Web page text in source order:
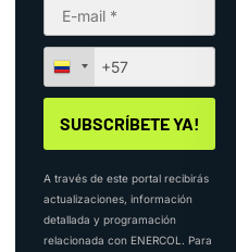
A través de este portal recibirás
actualizaciones, información
detallada y programación
relacionada con ENERCOL. Para